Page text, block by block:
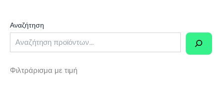
Αναζήτηση
Φιλτράρισμα με τιμή